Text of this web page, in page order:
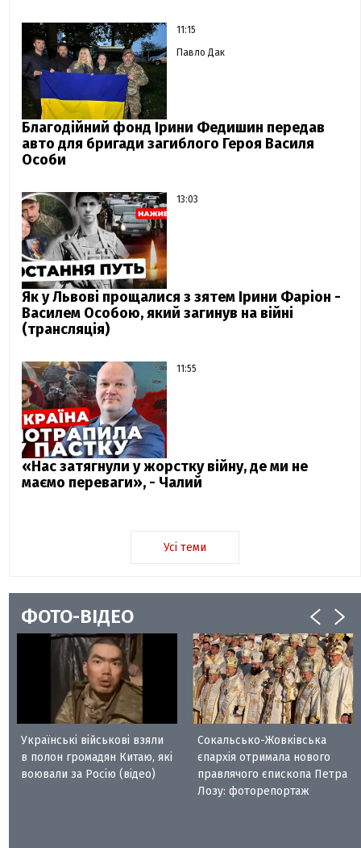
11:15
Павло Дак
Благодійний фонд Ірини Федишин передав
авто для бригади загиблого Героя Василя
Особи
13:03
Як у Львові прощалися з зятем Ірини Фаріон -
Василем Особою, який загинув на війні
(трансляція)
11:55
«Нас затягнули у жорстку війну, де ми не
маємо переваги», - Чалий
Усі теми
ФОТО-ВІДЕО
Українські військові взяли
в полон громадян Китаю, які
воювали за Росію (відео)
Сокальсько-Жовківська
єпархія отримала нового
правлячого єпископа Петра
Лозу: фоторепортаж